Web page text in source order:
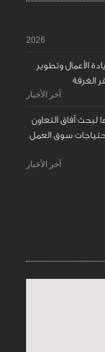
2026
الأعمال وتطوير
الغرفة
آخر الأخبار
آفاق التعاون
سوق العمل
آخر الأخبار